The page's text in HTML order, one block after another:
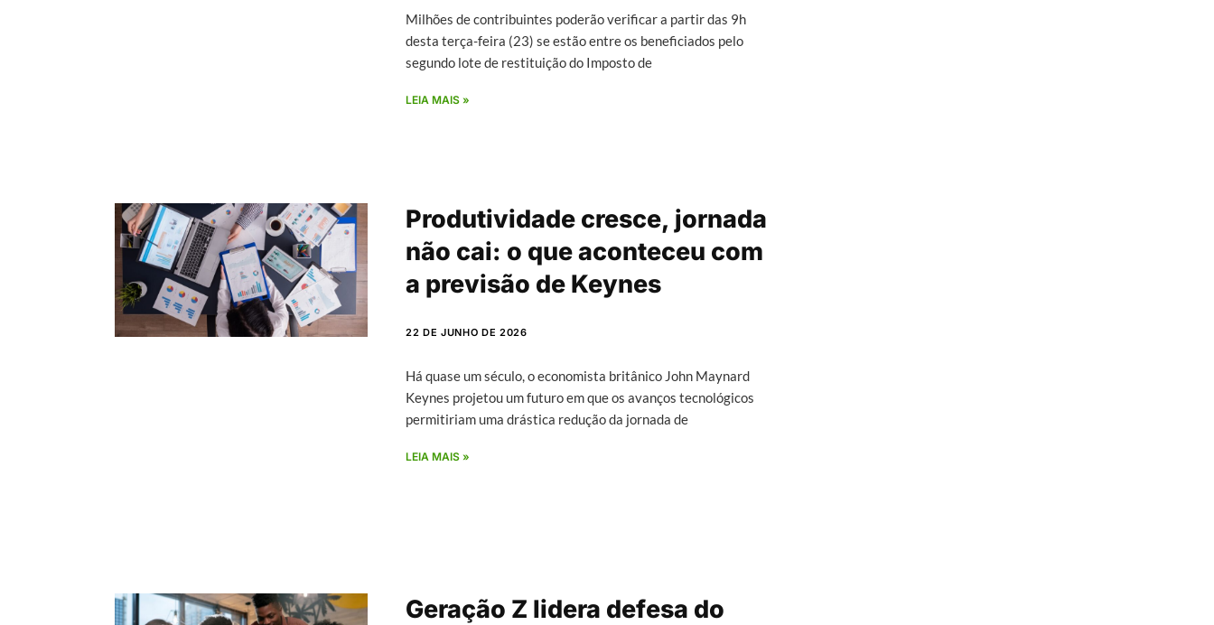
Milhões de contribuintes poderão verificar a partir das 9h
desta terça-feira (23) se estão entre os beneficiados pelo
segundo lote de restituição do Imposto de
LEIA MAIS »
Produtividade cresce, jornada
não cai: o que aconteceu com
a previsão de Keynes
22 DE JUNHO DE 2026
Há quase um século, o economista britânico John Maynard
Keynes projetou um futuro em que os avanços tecnológicos
permitiriam uma drástica redução da jornada de
LEIA MAIS »
Geração Z lidera defesa do